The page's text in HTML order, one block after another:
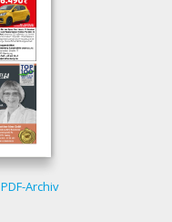
PDF-Archiv